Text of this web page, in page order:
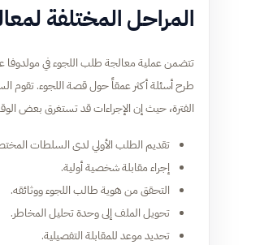
المراحل المختلفة
تتضمن عملية معالجة طلب اللجوء في مولدوفا
طرح أسئلة أكثر عمقاً حول قصة اللجوء. تقوم
الفترة، حيث إن الإجراءات قد تستغرق بعض
تقديم الطلب الأولي لدى السلطات
إجراء مقابلة شخصية أولية.
التحقق من هوية طالب اللجوء ووثائقه.
تحويل الملف إلى وحدة تحليل المخاطر.
تحديد موعد للمقابلة التفصيلية.